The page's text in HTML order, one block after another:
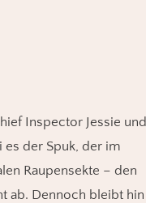
Inspector Jessie und
es der Spuk, der im
Raupensekte – den
ab. Dennoch bleibt hin